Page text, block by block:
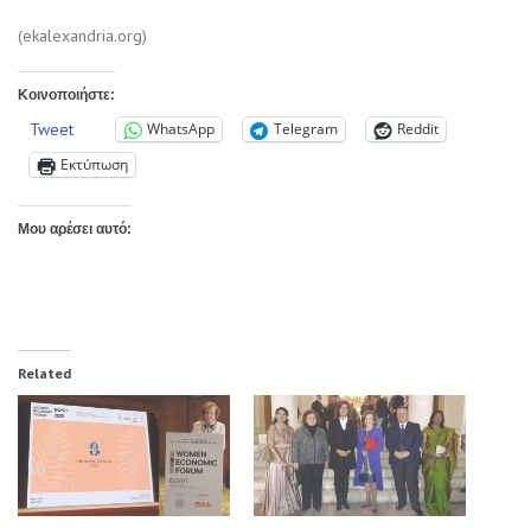
(ekalexandria.org)
Κοινοποιήστε:
Tweet WhatsApp Telegram
Reddit
Εκτύπωση
Μου αρέσει αυτό:
Related